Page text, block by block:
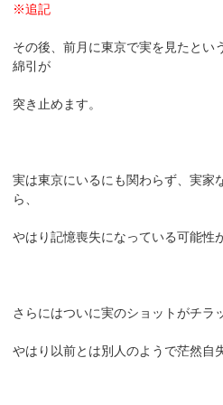
※追記
その後、前月に東京で実を見たとい
綿引が
突き止めます。
実は東京にいるにも関わらず、実家
ら、
やはり記憶喪失になっている可能性
さらにはついに実のショットがチラ
やはり以前とは別人のようで茫然自